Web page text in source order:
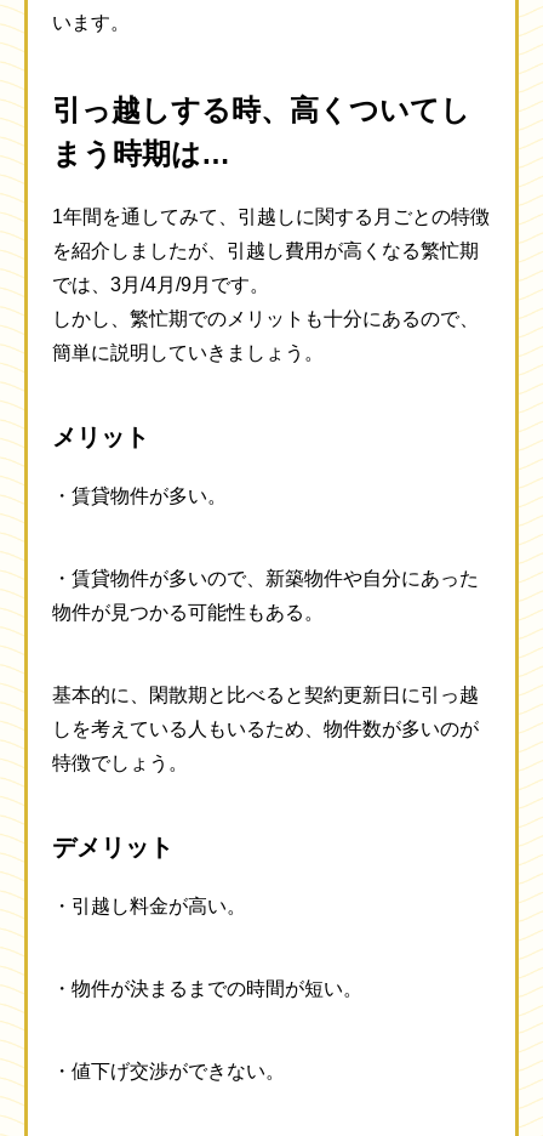
います。
引っ越しする時、高くついてし
まう時期は…
1年間を通してみて、引越しに関する月ごとの特徴
を紹介しましたが、引越し費用が高くなる繁忙期
では、3月/4月/9月です。
しかし、繁忙期でのメリットも十分にあるので、
簡単に説明していきましょう。
メリット
・賃貸物件が多い。
・賃貸物件が多いので、新築物件や自分にあった
物件が見つかる可能性もある。
基本的に、閑散期と比べると契約更新日に引っ越
しを考えている人もいるため、物件数が多いのが
特徴でしょう。
デメリット
・引越し料金が高い。
・物件が決まるまでの時間が短い。
・値下げ交渉ができない。